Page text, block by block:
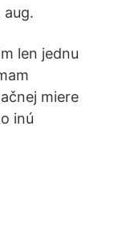
aug.
len jednu
miere
inú